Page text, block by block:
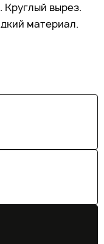
Круглый вырез.
материал.